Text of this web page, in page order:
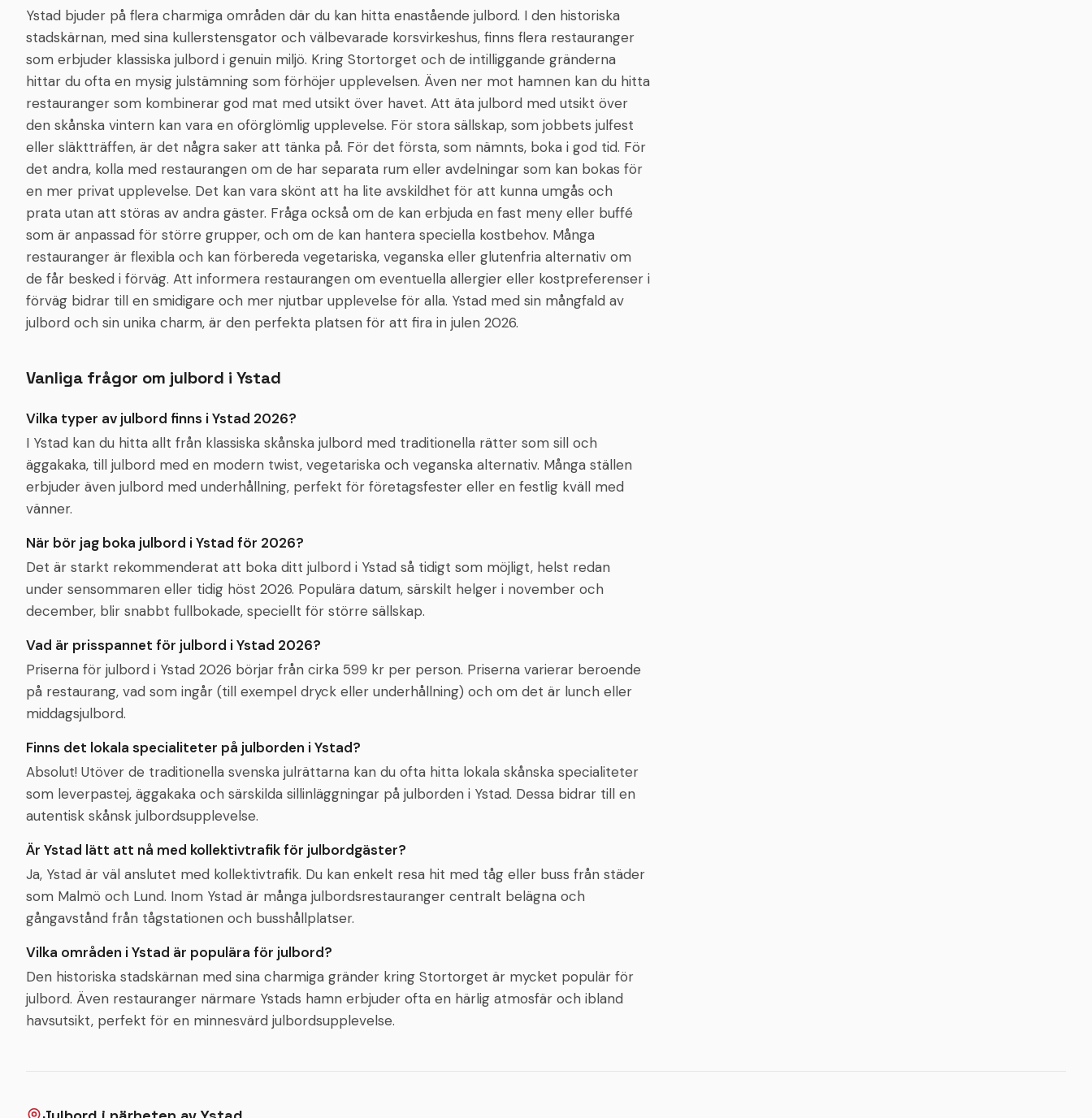
Ystad bjuder på flera charmiga områden där du kan hitta enastående julbord. I den historiska
stadskärnan, med sina kullerstensgator och välbevarade korsvirkeshus, finns flera restauranger
som erbjuder klassiska julbord i genuin miljö. Kring Stortorget och de intilliggande gränderna
hittar du ofta en mysig julstämning som förhöjer upplevelsen. Även ner mot hamnen kan du hitta
restauranger som kombinerar god mat med utsikt över havet. Att äta julbord med utsikt över
den skånska vintern kan vara en oförglömlig upplevelse. För stora sällskap, som jobbets julfest
eller släktträffen, är det några saker att tänka på. För det första, som nämnts, boka i god tid. För
det andra, kolla med restaurangen om de har separata rum eller avdelningar som kan bokas för
en mer privat upplevelse. Det kan vara skönt att ha lite avskildhet för att kunna umgås och
prata utan att störas av andra gäster. Fråga också om de kan erbjuda en fast meny eller buffé
som är anpassad för större grupper, och om de kan hantera speciella kostbehov. Många
restauranger är flexibla och kan förbereda vegetariska, veganska eller glutenfria alternativ om
de får besked i förväg. Att informera restaurangen om eventuella allergier eller kostpreferenser i
förväg bidrar till en smidigare och mer njutbar upplevelse för alla. Ystad med sin mångfald av
julbord och sin unika charm, är den perfekta platsen för att fira in julen 2026.
Vanliga frågor om julbord i Ystad
Vilka typer av julbord finns i Ystad 2026?
I Ystad kan du hitta allt från klassiska skånska julbord med traditionella rätter som sill och
äggakaka, till julbord med en modern twist, vegetariska och veganska alternativ. Många ställen
erbjuder även julbord med underhållning, perfekt för företagsfester eller en festlig kväll med
vänner.
När bör jag boka julbord i Ystad för 2026?
Det är starkt rekommenderat att boka ditt julbord i Ystad så tidigt som möjligt, helst redan
under sensommaren eller tidig höst 2026. Populära datum, särskilt helger i november och
december, blir snabbt fullbokade, speciellt för större sällskap.
Vad är prisspannet för julbord i Ystad 2026?
Priserna för julbord i Ystad 2026 börjar från cirka 599 kr per person. Priserna varierar beroende
på restaurang, vad som ingår (till exempel dryck eller underhållning) och om det är lunch eller
middagsjulbord.
Finns det lokala specialiteter på julborden i Ystad?
Absolut! Utöver de traditionella svenska julrättarna kan du ofta hitta lokala skånska specialiteter
som leverpastej, äggakaka och särskilda sillinläggningar på julborden i Ystad. Dessa bidrar till en
autentisk skånsk julbordsupplevelse.
Är Ystad lätt att nå med kollektivtrafik för julbordgäster?
Ja, Ystad är väl anslutet med kollektivtrafik. Du kan enkelt resa hit med tåg eller buss från städer
som Malmö och Lund. Inom Ystad är många julbordsrestauranger centralt belägna och
gångavstånd från tågstationen och busshållplatser.
Vilka områden i Ystad är populära för julbord?
Den historiska stadskärnan med sina charmiga gränder kring Stortorget är mycket populär för
julbord. Även restauranger närmare Ystads hamn erbjuder ofta en härlig atmosfär och ibland
havsutsikt, perfekt för en minnesvärd julbordsupplevelse.